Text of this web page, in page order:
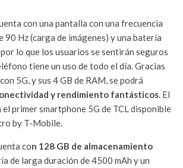
con una pantalla con una frecuencia
90 Hz (carga de imágenes) y una batería
lo que los usuarios se sentirán seguros
tiene un uso de todo el día. Gracias
5G, y sus 4 GB de RAM, se podrá
y rendimiento fantásticos . El
el primer smartphone 5G de TCL disponible
by T-Mobile.
con 128 GB de almacenamiento
de larga duración de 4500 mAh y un